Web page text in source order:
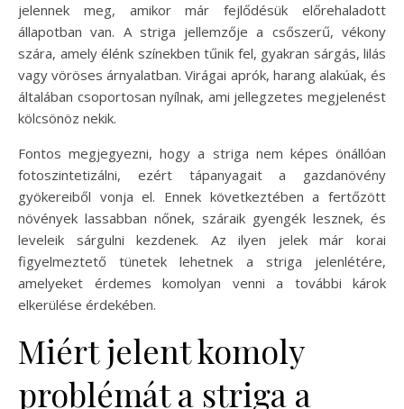
jelennek meg, amikor már fejlődésük előrehaladott
állapotban van. A striga jellemzője a csőszerű, vékony
szára, amely élénk színekben tűnik fel, gyakran sárgás, lilás
vagy vöröses árnyalatban. Virágai aprók, harang alakúak, és
általában csoportosan nyílnak, ami jellegzetes megjelenést
kölcsönöz nekik.
Fontos megjegyezni, hogy a striga nem képes önállóan
fotoszintetizálni, ezért tápanyagait a gazdanövény
gyökereiből vonja el. Ennek következtében a fertőzött
növények lassabban nőnek, száraik gyengék lesznek, és
leveleik sárgulni kezdenek. Az ilyen jelek már korai
figyelmeztető tünetek lehetnek a striga jelenlétére,
amelyeket érdemes komolyan venni a további károk
elkerülése érdekében.
Miért jelent komoly
problémát a striga a